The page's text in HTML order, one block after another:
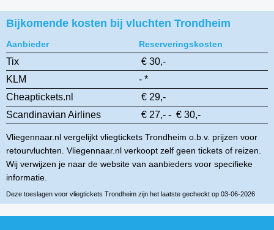
Bijkomende kosten bij vluchten Trondheim
Aanbieder Reserveringskosten
Tix
€ 30,-
KLM
- *
Cheaptickets.nl
€ 29,-
Scandinavian Airlines
€ 27,- - € 30,-
Vliegennaar.nl vergelijkt vliegtickets Trondheim o.b.v. prijzen voor
retourvluchten. Vliegennaar.nl verkoopt zelf geen tickets of reizen.
Wij verwijzen je naar de website van aanbieders voor specifieke
informatie.
Deze toeslagen voor vliegtickets Trondheim zijn het laatste gecheckt op 03-06-2026